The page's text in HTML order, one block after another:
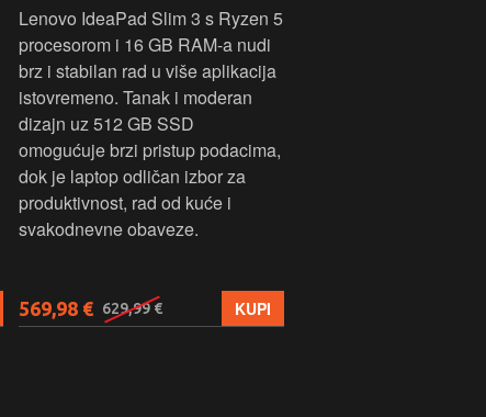
Lenovo IdeaPad Slim 3 s Ryzen 5
procesorom i 16 GB RAM-a nudi
brz i stabilan rad u više aplikacija
istovremeno. Tanak i moderan
dizajn uz 512 GB SSD
omogućuje brzi pristup podacima,
dok je laptop odličan izbor za
produktivnost, rad od kuće i
svakodnevne obaveze.
569,98 € 629,99 € KUPI